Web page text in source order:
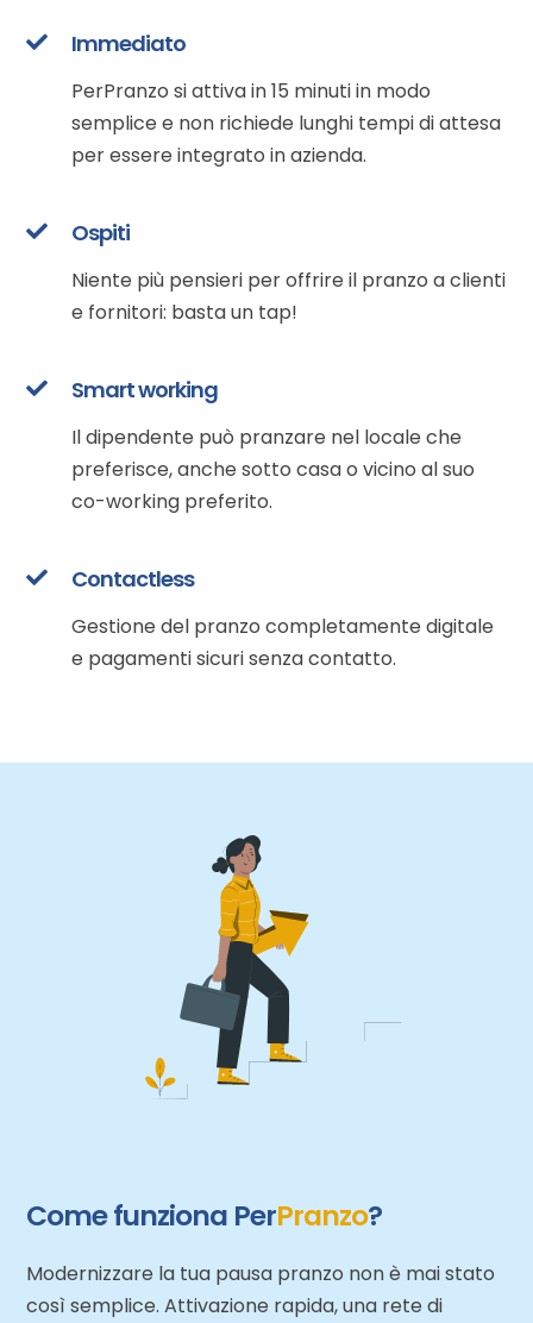
Immediato
PerPranzo si attiva in 15 minuti in modo
semplice e non richiede lunghi tempi di attesa
per essere integrato in azienda.
Ospiti
Niente più pensieri per offrire il pranzo a clienti
e fornitori: basta un tap!
Smart working
Il dipendente può pranzare nel locale che
preferisce, anche sotto casa o vicino al suo
co-working preferito.
Contactless
Gestione del pranzo completamente digitale
e pagamenti sicuri senza contatto.
Come funziona PerPranzo?
Modernizzare la tua pausa pranzo non è mai stato
così semplice. Attivazione rapida, una rete di